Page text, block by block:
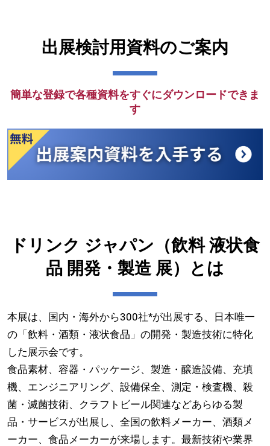
出展検討用資料のご案内
簡単な登録で各種資料をすぐにダウンロードできま
す
ドリンク ジャパン（飲料 液状食
品 開発・製造 展）とは
本展は、国内・海外から300社*が出展する、日本唯一
の「飲料・酒類・液状食品」の開発・製造技術に特化
した展示会です。
食品素材、容器・パッケージ、製造・醸造設備、充填
機、エンジニアリング、設備保全、測定・検査機、殺
菌・滅菌技術、クラフトビール関連などあらゆる製
品・サービスが出展し、全国の飲料メーカー、酒類メ
ーカー、食品メーカーが来場します。最新技術や業界